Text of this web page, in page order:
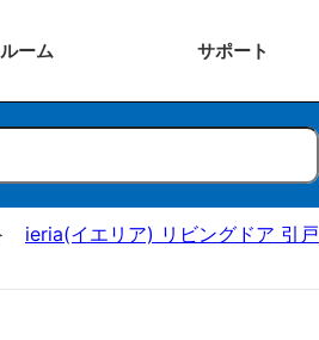
ルーム サポート
ieria(イエリア) リビングドア 引戸